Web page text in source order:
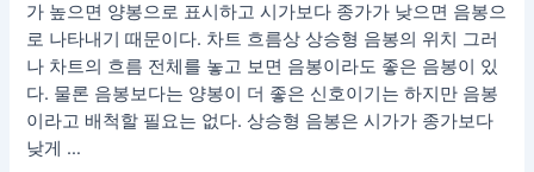
가 높으면 양봉으로 표시하고 시가보다 종가가 낮으면 음봉으
로 나타내기 때문이다. 차트 흐름상 상승형 음봉의 위치 그러
나 차트의 흐름 전체를 놓고 보면 음봉이라도 좋은 음봉이 있
다. 물론 음봉보다는 양봉이 더 좋은 신호이기는 하지만 음봉
이라고 배척할 필요는 없다. 상승형 음봉은 시가가 종가보다
낮게 …
목
하
자…
단
타
매